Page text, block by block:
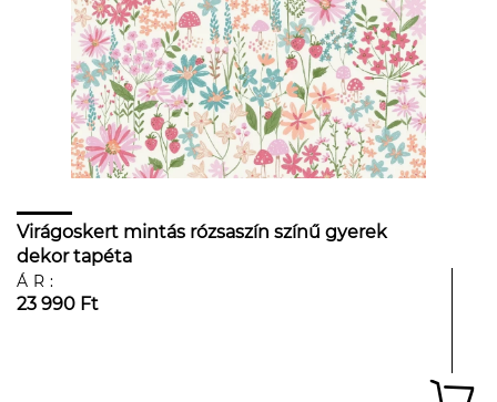
Virágoskert mintás rózsaszín színű gyerek
dekor tapéta
ÁR:
23 990 Ft